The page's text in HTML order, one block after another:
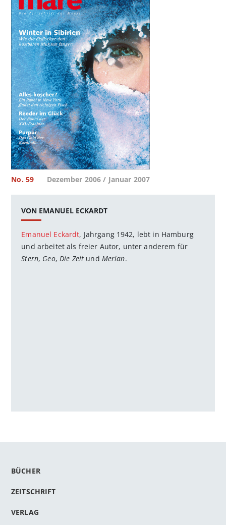
No. 59 Dezember 2006 / Januar 2007
VON EMANUEL ECKARDT
Emanuel Eckardt, Jahrgang 1942, lebt in Hamburg
und arbeitet als freier Autor, unter anderem für
Stern, Geo, Die Zeit und Merian.
BÜCHER
ZEITSCHRIFT
VERLAG